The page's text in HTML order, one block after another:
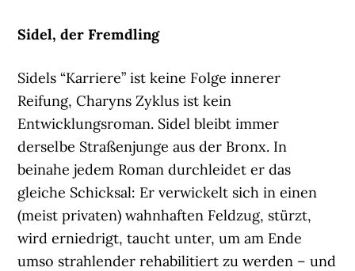
Sidel, der Fremdling
Sidels “Karriere” ist keine Folge innerer
Reifung, Charyns Zyklus ist kein
Entwicklungsroman. Sidel bleibt immer
derselbe Straßenjunge aus der Bronx. In
beinahe jedem Roman durchleidet er das
gleiche Schicksal: Er verwickelt sich in einen
(meist privaten) wahnhaften Feldzug, stürzt,
wird erniedrigt, taucht unter, um am Ende
umso strahlender rehabilitiert zu werden – und